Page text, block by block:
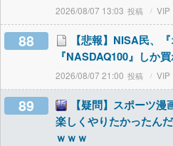
2026/08/07 13:03 VIP
88
【悲報】NISA民、
『NASDAQ100』しか
2026/08/07 21:00 VIP
89
【疑問】スポーツ
楽しくやりたかったん
ｗｗｗ